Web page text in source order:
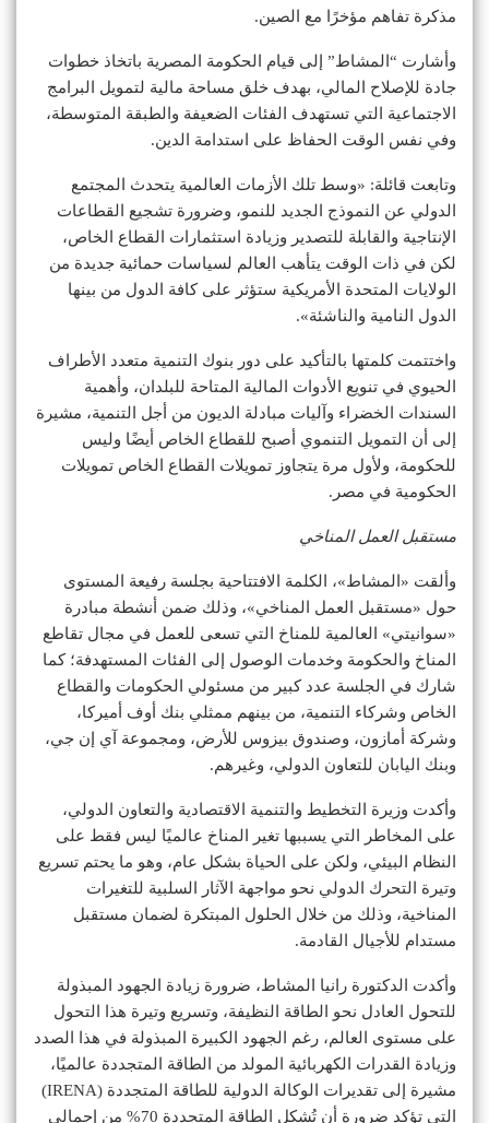
مذكرة تفاهم مؤخرًا مع الصين.
وأشارت “المشاط” إلى قيام الحكومة المصرية باتخاذ خطوات
جادة للإصلاح المالي، بهدف خلق مساحة مالية لتمويل البرامج
الاجتماعية التي تستهدف الفئات الضعيفة والطبقة المتوسطة،
وفي نفس الوقت الحفاظ على استدامة الدين.
وتابعت قائلة: «وسط تلك الأزمات العالمية يتحدث المجتمع
الدولي عن النموذج الجديد للنمو، وضرورة تشجيع القطاعات
الإنتاجية والقابلة للتصدير وزيادة استثمارات القطاع الخاص،
لكن في ذات الوقت يتأهب العالم لسياسات حمائية جديدة من
الولايات المتحدة الأمريكية ستؤثر على كافة الدول من بينها
الدول النامية والناشئة».
واختتمت كلمتها بالتأكيد على دور بنوك التنمية متعدد الأطراف
الحيوي في تنويع الأدوات المالية المتاحة للبلدان، وأهمية
السندات الخضراء وآليات مبادلة الديون من أجل التنمية، مشيرة
إلى أن التمويل التنموي أصبح للقطاع الخاص أيضًا وليس
للحكومة، ولأول مرة يتجاوز تمويلات القطاع الخاص تمويلات
الحكومية في مصر.
مستقبل العمل المناخي
وألقت «المشاط»، الكلمة الافتتاحية بجلسة رفيعة المستوى
حول «مستقبل العمل المناخي»، وذلك ضمن أنشطة مبادرة
«سوانيتي» العالمية للمناخ التي تسعى للعمل في مجال تقاطع
المناخ والحكومة وخدمات الوصول إلى الفئات المستهدفة؛ كما
شارك في الجلسة عدد كبير من مسئولي الحكومات والقطاع
الخاص وشركاء التنمية، من بينهم ممثلي بنك أوف أميركا،
وشركة أمازون، وصندوق بيزوس للأرض، ومجموعة آي إن جي،
وبنك اليابان للتعاون الدولي، وغيرهم.
وأكدت وزيرة التخطيط والتنمية الاقتصادية والتعاون الدولي،
على المخاطر التي يسببها تغير المناخ عالميًا ليس فقط على
النظام البيئي، ولكن على الحياة بشكل عام، وهو ما يحتم تسريع
وتيرة التحرك الدولي نحو مواجهة الآثار السلبية للتغيرات
المناخية، وذلك من خلال الحلول المبتكرة لضمان مستقبل
مستدام للأجيال القادمة.
وأكدت الدكتورة رانيا المشاط، ضرورة زيادة الجهود المبذولة
للتحول العادل نحو الطاقة النظيفة، وتسريع وتيرة هذا التحول
على مستوى العالم، رغم الجهود الكبيرة المبذولة في هذا الصدد
وزيادة القدرات الكهربائية المولد من الطاقة المتجددة عالميًا،
مشيرة إلى تقديرات الوكالة الدولية للطاقة المتجددة (IRENA)
التي تؤكد ضرورة أن تُشكل الطاقة المتجددة 70% من إجمالي